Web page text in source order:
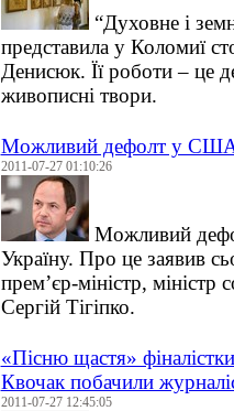
“Духовне і
представила у Коломиї
Денисюк. Її роботи – це
живописні твори.
Можливий дефолт у США
2011-07-27 01:10:26
Можливий
Україну. Про це заявив
прем’єр-міністр, міністр
Сергій Тігіпко.
«Пісню щастя»
Квочак побачили
2011-07-27 12:45:05